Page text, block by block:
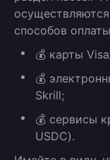
способов
💰 карты
💰
Skrill;
💰 сервисы
USDC).